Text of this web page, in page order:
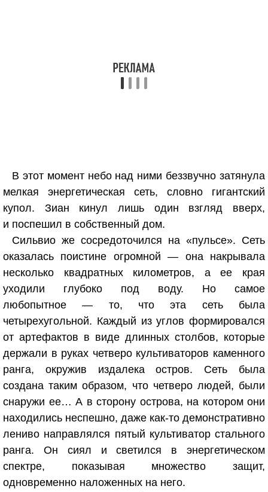
В этот момент небо над ними беззвучно затянула
мелкая энергетическая сеть, словно гигантский
купол. Зиан кинул лишь один взгляд вверх,
и поспешил в собственный дом.
Сильвио же сосредоточился на «пульсе». Сеть
оказалась поистине огромной — она накрывала
несколько квадратных километров, а ее края
уходили глубоко под воду. Но самое
любопытное — то, что эта сеть была
четырехугольной. Каждый из углов формировался
от артефактов в виде длинных столбов, которые
держали в руках четверо культиваторов каменного
ранга, окружив издалека остров. Сеть была
создана таким образом, что четверо людей, были
снаружи ее… А в сторону острова, на котором они
находились неспешно, даже как-то демонстративно
лениво направлялся пятый культиватор стального
ранга. Он сиял и светился в энергетическом
спектре, показывая множество защит,
одновременно наложенных на него.